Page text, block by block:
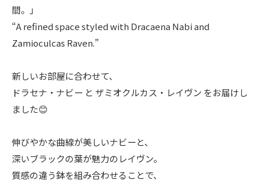
間。」
“A refined space styled with Dracaena Nabi and
Zamioculcas Raven.”
新しいお部屋に合わせて、
ドラセナ・ナビー と ザミオクルカス・レイヴン をお届けし
ました😊
伸びやかな曲線が美しいナビーと、
深いブラックの葉が魅力のレイヴン。
質感の違う鉢を組み合わせることで、